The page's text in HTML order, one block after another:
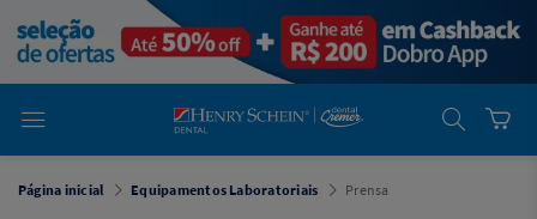
Dental
Cremer -
Henry Schein
Laboratório
Laboratório
emDental
Página inicial Equipamentos Laboratoriais Prensa